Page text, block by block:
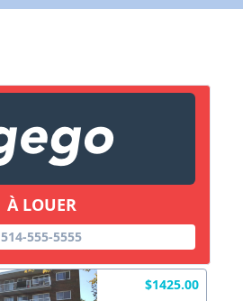
À LOUER
514-555-5555
$1425.00
X Fermer Envoyez